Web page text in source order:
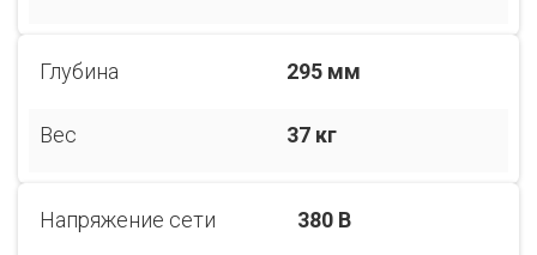
Глубина 295 мм
Вес 37 кг
Напряжение сети 380 В